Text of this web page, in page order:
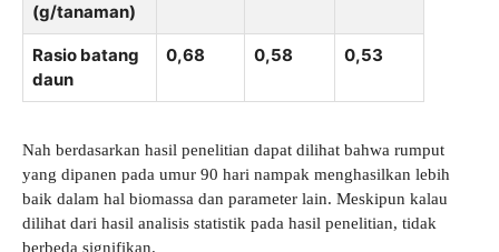
(g/tanaman)
Rasio batang
daun
0,68 0,58 0,53
Nah berdasarkan hasil penelitian dapat dilihat bahwa rumput
yang dipanen pada umur 90 hari nampak menghasilkan lebih
baik dalam hal biomassa dan parameter lain. Meskipun kalau
dilihat dari hasil analisis statistik pada hasil penelitian, tidak
berbeda signifikan.